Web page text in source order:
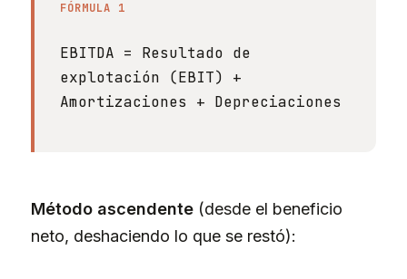
FÓRMULA 1
EBITDA = Resultado de
explotación (EBIT) +
Amortizaciones + Depreciaciones
Método ascendente (desde el beneficio
neto, deshaciendo lo que se restó):